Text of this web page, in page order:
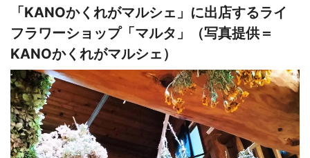
「KANOかくれがマルシェ」に出店するライ
フラワーショップ「マルタ」（写真提供＝
KANOかくれがマルシェ）